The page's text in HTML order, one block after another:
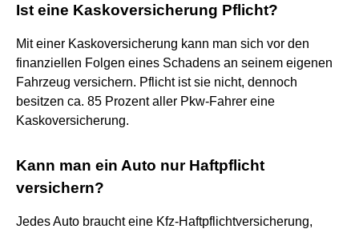
Ist eine Kaskoversicherung Pflicht?
Mit einer Kaskoversicherung kann man sich vor den
finanziellen Folgen eines Schadens an seinem eigenen
Fahrzeug versichern. Pflicht ist sie nicht, dennoch
besitzen ca. 85 Prozent aller Pkw-Fahrer eine
Kaskoversicherung.
Kann man ein Auto nur Haftpflicht
versichern?
Jedes Auto braucht eine Kfz-Haftpflichtversicherung,